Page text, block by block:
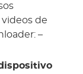
de
–